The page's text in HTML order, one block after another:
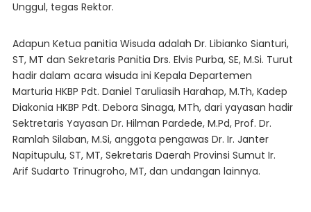
Unggul, tegas Rektor.
Adapun Ketua panitia Wisuda adalah Dr. Libianko Sianturi,
ST, MT dan Sekretaris Panitia Drs. Elvis Purba, SE, M.Si. Turut
hadir dalam acara wisuda ini Kepala Departemen
Marturia HKBP Pdt. Daniel Taruliasih Harahap, M.Th, Kadep
Diakonia HKBP Pdt. Debora Sinaga, MTh, dari yayasan hadir
Sektretaris Yayasan Dr. Hilman Pardede, M.Pd, Prof. Dr.
Ramlah Silaban, M.Si, anggota pengawas Dr. Ir. Janter
Napitupulu, ST, MT, Sekretaris Daerah Provinsi Sumut Ir.
Arif Sudarto Trinugroho, MT, dan undangan lainnya.